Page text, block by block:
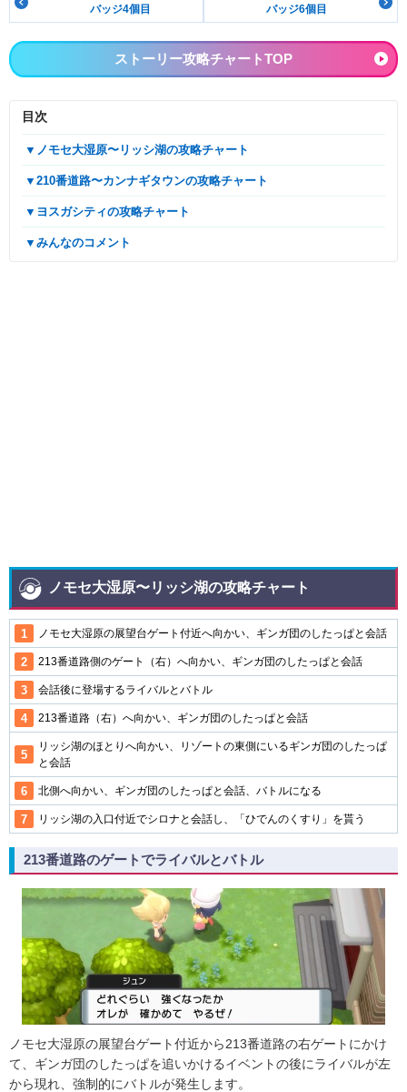
バッジ4個目
バッジ6個目
ストーリー攻略チャートTOP
目次
▼ノモセ大湿原〜リッシ湖の攻略チャート
▼210番道路〜カンナギタウンの攻略チャート
▼ヨスガシティの攻略チャート
▼みんなのコメント
ノモセ大湿原〜リッシ湖の攻略チャート
ノモセ大湿原の展望台ゲート付近へ向かい、ギンガ団のしたっぱと会話
213番道路側のゲート（右）へ向かい、ギンガ団のしたっぱと会話
会話後に登場するライバルとバトル
213番道路（右）へ向かい、ギンガ団のしたっぱと会話
リッシ湖のほとりへ向かい、リゾートの東側にいるギンガ団のしたっぱ
と会話
北側へ向かい、ギンガ団のしたっぱと会話、バトルになる
リッシ湖の入口付近でシロナと会話し、「ひでんのくすり」を貰う
213番道路のゲートでライバルとバトル
ノモセ大湿原の展望台ゲート付近から213番道路の右ゲートにかけ
て、ギンガ団のしたっぱを追いかけるイベントの後にライバルが左
から現れ、強制的にバトルが発生します。